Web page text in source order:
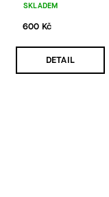
SKLADEM
600 Kč
DETAIL